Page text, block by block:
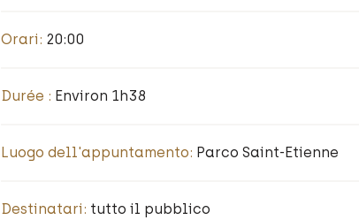
Orari: 20:00
Durée : Environ 1h38
Luogo dell'appuntamento: Parco Saint-Etienne
Destinatari: tutto il pubblico